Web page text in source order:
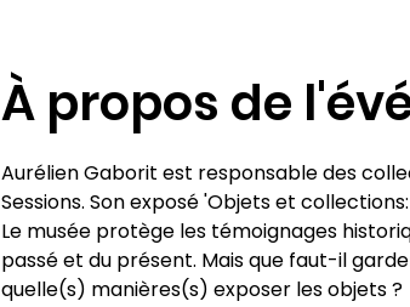
À propos de
Aurélien Gaborit est responsable des
Sessions. Son exposé 'Objets et
Le musée protège les témoignages
passé et du présent. Mais que faut-il
quelle(s) manières(s) exposer les objets ?